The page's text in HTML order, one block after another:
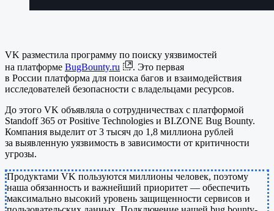
VK разместила программу по поиску уязвимостей
на платформе BugBounty.ru
. Это первая
в России платформа для поиска багов и взаимодействия
исследователей безопасности с владельцами ресурсов.
До этого VK объявляла о сотрудничествах с платформой
Standoff 365 от Positive Technologies и BI.ZONE Bug Bounty.
Компания выделит от 3 тысяч до 1,8 миллиона рублей
за выявленную уязвимость в зависимости от критичности
угрозы.
Продуктами VK пользуются миллионы человек, поэтому
наша обязанность и важнейший приоритет — обеспечить
максимально высокий уровень защищенности сервисов и